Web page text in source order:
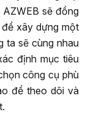
sẽ đồng
xây dựng một
ta sẽ cùng nhau
định mục tiêu
công cụ phù
để theo dõi và